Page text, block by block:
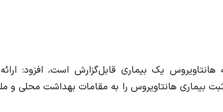
یک بیماری قابل‌گزارش است، افزود:
بیماری هانتاویروس را به مقامات بهداشت محلی و